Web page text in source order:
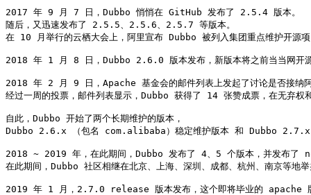
2017 年 9 月 7 日，Dubbo 悄悄在 GitHub 发布了 2.5.4 版本。
随后，又迅速发布了 2.5.5、2.5.6、2.5.7 等版本。
在 10 月举行的云栖大会上，阿里宣布 Dubbo 被列入集团重点维护开源
2018 年 1 月 8 日，Dubbo 2.6.0 版本发布，新版本将之前当当网开
2018 年 2 月 9 日，Apache 基金会的邮件列表上发起了讨论是否接纳
经过一周的投票，邮件列表显示，Dubbo 获得了 14 张赞成票，在无弃
自此，Dubbo 开始了两个长期维护的版本，
Dubbo 2.6.x （包名 com.alibaba）稳定维护版本 和 Dubbo
2018 ~ 2019 年，在此期间，Dubbo 发布了 4、5 个版本，并发布了
在此期间，Dubbo 社区相继在北京、上海、深圳、成都、杭州、南京等地
2019 年 1 月，2.7.0 release 版本发布，这个即将毕业的 apache 版